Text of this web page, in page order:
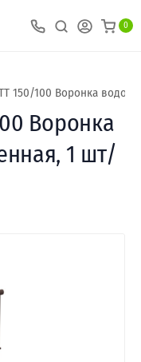
0
150/100 Воронка
Воронка
1 шт/